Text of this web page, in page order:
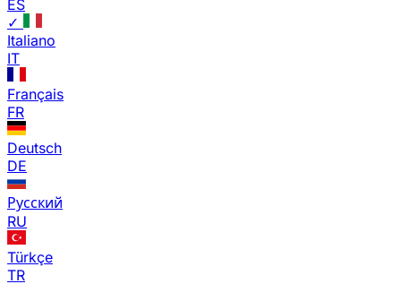
ES
✓
Italiano
IT
Français
FR
Deutsch
DE
Русский
RU
Türkçe
TR